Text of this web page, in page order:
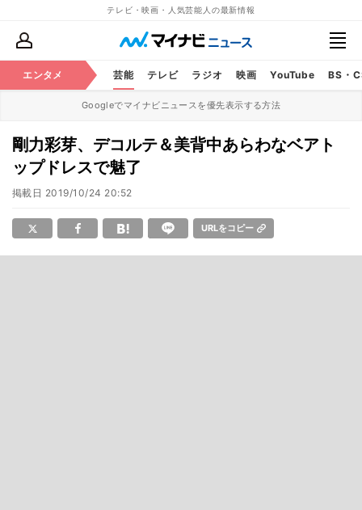
テレビ・映画・人気芸能人の最新情報
エンタメ 芸能 テレビ ラジオ 映画 YouTube BS・
Googleでマイナビニュースを優先表示する方法
剛力彩芽、デコルテ＆美背中あらわなベアト
ップドレスで魅了
掲載日 2019/10/24 20:52
URLをコピー